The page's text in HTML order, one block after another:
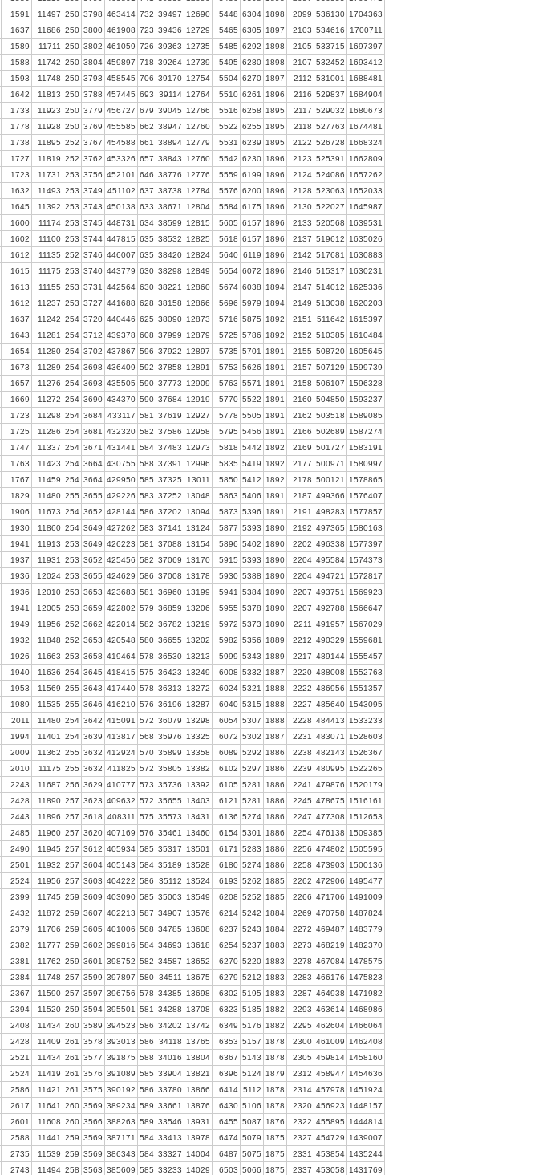
1591 11497 250 3798 463414 732 39497 12690 5448 6304 1898 2099 536130 1704363
1637 11686 250 3800 461908 723 39436 12729 5465 6305 1897 2103 534616
1700711
1589 11711 250 3802 461059 726 39363 12735 5485 6292 1898 2105 533715
1697397
1588 11742 250 3804 459897 718 39264 12739 5495 6280 1898 2107 532452
1693412
1593 11748 250 3793 458545 706 39170 12754 5504 6270 1897 2112 531001
1688481
1642 11813 250 3788 457445 693 39114 12764 5510 6261 1896 2116 529837
1684904
1733 11923 250 3779 456727 679 39045 12766 5516 6258 1895 2117 529032
1680673
1778 11928 250 3769 455585 662 38947 12760 5522 6255 1895 2118 527763
1674481
1738 11895 252 3767 454588 661 38894 12779 5531 6239 1895 2122 526728
1668324
1727 11819 252 3762 453326 657 38843 12760 5542 6230 1896 2123 525391
1662809
1723 11731 253 3756 452101 646 38776 12776 5559 6199 1896 2124 524086
1657262
1632 11493 253 3749 451102 637 38738 12784 5576 6200 1896 2128 523063
1652033
1645 11392 253 3743 450138 633 38671 12804 5584 6175 1896 2130 522027
1645987
1600 11174 253 3745 448731 634 38599 12815 5605 6157 1896 2133 520568
1639531
1602 11100 253 3744 447815 635 38532 12825 5618 6157 1896 2137 519612
1635026
1612 11135 252 3746 446007 635 38420 12824 5640 6119 1896 2142 517681
1630883
1615 11175 253 3740 443779 630 38298 12849 5654 6072 1896 2146 515317
1630231
1613 11155 253 3731 442564 630 38221 12860 5674 6038 1894 2147 514012
1625336
1612 11237 253 3727 441688 628 38158 12866 5696 5979 1894 2149 513038
1620203
1637 11242 254 3720 440446 625 38090 12873 5716 5875 1892 2151 511642
1615397
1643 11281 254 3712 439378 608 37999 12879 5725 5786 1892 2152 510385
1610484
1654 11280 254 3702 437867 596 37922 12897 5735 5701 1891 2155 508720 1605645
1673 11289 254 3698 436409 592 37858 12891 5753 5626 1891 2157 507129
1599739
1657 11276 254 3693 435505 590 37773 12909 5763 5571 1891 2158 506107
1596328
1669 11272 254 3690 434370 590 37684 12919 5770 5522 1891 2160 504850 1593237
1723 11298 254 3684 433117 581 37619 12927 5778 5505 1891 2162 503518
1589085
1725 11286 254 3681 432320 582 37586 12958 5795 5456 1891 2166 502689
1587274
1747 11337 254 3671 431441 584 37483 12973 5818 5442 1892 2169 501727
1583191
1763 11423 254 3664 430755 588 37391 12996 5835 5419 1892 2177 500971
1580997
1767 11459 254 3664 429950 585 37325 13011 5850 5412 1892 2178 500121
1578865
1829 11480 255 3655 429226 583 37252 13048 5863 5406 1891 2187 499366
1576407
1906 11673 254 3652 428144 586 37202 13094 5873 5396 1891 2191 498283
1577857
1930 11860 254 3649 427262 583 37141 13124 5877 5393 1890 2192 497365
1580163
1941 11913 253 3649 426223 581 37088 13154 5896 5402 1890 2202 496338
1577397
1937 11931 253 3652 425456 582 37069 13170 5915 5393 1890 2204 495584 1574373
1936 12024 253 3655 424629 586 37008 13178 5930 5388 1890 2204 494721
1572817
1936 12010 253 3653 423683 581 36960 13199 5941 5384 1890 2207 493751
1569923
1941 12005 253 3659 422802 579 36859 13206 5955 5378 1890 2207 492788
1566647
1949 11956 252 3662 422014 582 36782 13219 5972 5373 1890 2211 491957
1567029
1932 11848 252 3653 420548 580 36655 13202 5982 5356 1889 2212 490329
1559681
1926 11663 253 3658 419464 578 36530 13213 5999 5343 1889 2217 489144 1555457
1940 11636 254 3645 418415 575 36423 13249 6008 5332 1887 2220 488008
1552763
1953 11569 255 3643 417440 578 36313 13272 6024 5321 1888 2222 486956
1551357
1989 11535 255 3646 416210 576 36196 13287 6040 5315 1888 2227 485640 1543095
2011 11480 254 3642 415091 572 36079 13298 6054 5307 1888 2228 484413
1533233
1994 11401 254 3639 413817 568 35976 13325 6072 5302 1887 2231 483071
1528603
2009 11362 255 3632 412924 570 35899 13358 6089 5292 1886 2238 482143
1526367
2010 11175 255 3632 411825 572 35805 13382 6102 5297 1886 2239 480995
1522265
2243 11687 256 3629 410777 573 35736 13392 6105 5281 1886 2241 479876
1520179
2428 11890 257 3623 409632 572 35655 13403 6121 5281 1886 2245 478675
1516161
2443 11896 257 3618 408311 575 35573 13431 6136 5274 1886 2247 477308
1512653
2485 11960 257 3620 407169 576 35461 13460 6154 5301 1886 2254 476138
1509385
2490 11945 257 3612 405934 585 35317 13501 6171 5283 1886 2256 474802
1505595
2501 11932 257 3604 405143 584 35189 13528 6180 5274 1886 2258 473903
1500136
2524 11956 257 3603 404222 586 35112 13524 6193 5262 1885 2262 472906
1495477
2399 11745 259 3609 403090 585 35003 13549 6208 5252 1885 2266 471706
1491009
2432 11872 259 3607 402213 587 34907 13576 6214 5242 1884 2269 470758
1487824
2379 11706 259 3605 401006 588 34785 13608 6237 5243 1884 2272 469487
1483779
2382 11777 259 3602 399816 584 34693 13618 6254 5237 1883 2273 468219
1482370
2381 11762 259 3601 398752 582 34587 13652 6270 5220 1883 2278 467084 1478575
2384 11748 257 3599 397897 580 34511 13675 6279 5212 1883 2283 466176
1475823
2367 11590 257 3597 396756 578 34385 13698 6302 5195 1883 2287 464938
1471982
2394 11520 259 3594 395501 581 34288 13708 6323 5185 1882 2293 463614 1468986
2408 11434 260 3589 394523 586 34202 13742 6349 5176 1882 2295 462604 1466064
2428 11409 261 3578 393013 586 34118 13765 6353 5157 1878 2300 461009
1462408
2521 11434 261 3577 391875 588 34016 13804 6367 5143 1878 2305 459814 1458160
2524 11419 261 3576 391089 585 33904 13821 6396 5124 1879 2312 458947
1454636
2586 11421 261 3575 390192 586 33780 13866 6414 5112 1878 2314 457978
1451924
2617 11641 260 3569 389234 589 33661 13876 6430 5106 1878 2320 456923
1448157
2601 11608 260 3566 388263 589 33546 13931 6455 5087 1876 2322 455895
1444814
2588 11441 259 3569 387171 584 33413 13978 6474 5079 1875 2327 454729
1439007
2735 11539 259 3569 386343 584 33327 14004 6487 5075 1875 2331 453854 1435244
2743 11494 258 3563 385609 585 33233 14029 6503 5066 1875 2337 453058
1431769